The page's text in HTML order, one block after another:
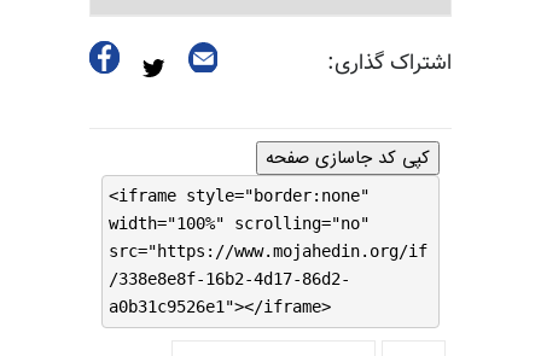
اشتراک گذاری:
کپی کد جاسازی صفحه
<iframe style="border:none"
width="100%" scrolling="no"
src="https://www.mojahedin.org/if
/338e8e8f-16b2-4d17-86d2-
a0b31c9526e1"></iframe>